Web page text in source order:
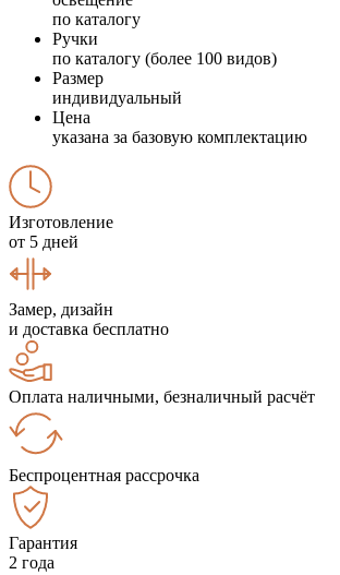
по каталогу
Ручки
по каталогу (более 100 видов)
Размер
индивидуальный
Цена
указана за базовую комплектацию
Изготовление
от 5 дней
Замер, дизайн
и доставка бесплатно
Оплата наличными, безналичный расчёт
Беспроцентная рассрочка
Гарантия
2 года